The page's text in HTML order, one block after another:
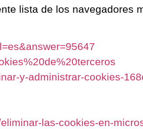
lista de los navegadores
y-administrar-cookies-
las-cookies-en-